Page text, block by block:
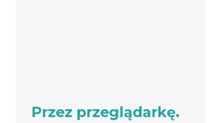
Przez przeglądarkę.